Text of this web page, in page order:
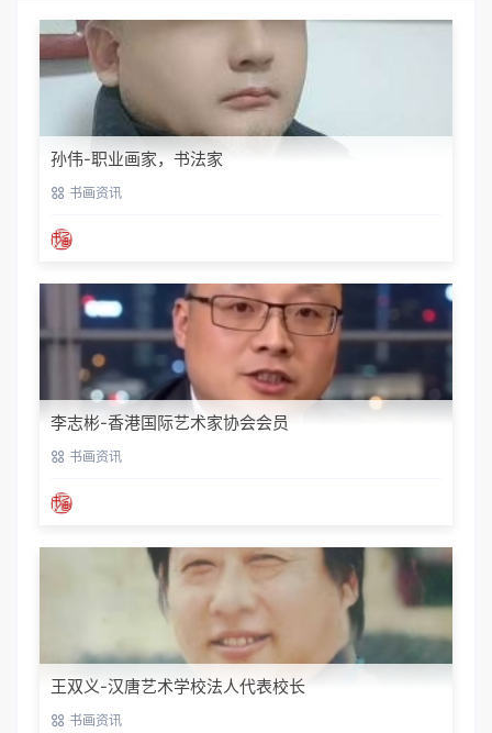
孙伟-职业画家，书法家
书画资讯
李志彬-香港国际艺术家协会会员
书画资讯
王双义-汉唐艺术学校法人代表校长
书画资讯